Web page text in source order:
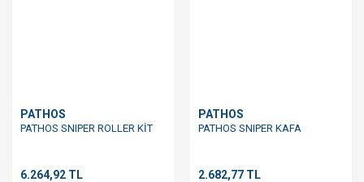
PATHOS
PATHOS SNIPER ROLLER KİT
6.264,92 TL
PATHOS
PATHOS SNIPER KAFA
2.682,77 TL